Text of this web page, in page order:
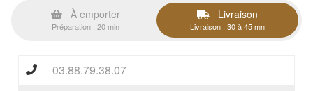
À emporter
Préparation : 20 min
Livraison
Livraison : 30 à 45 mn
03.88.79.38.07